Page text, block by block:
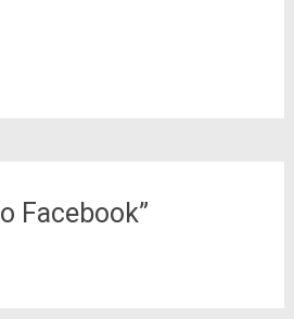
Facebook”